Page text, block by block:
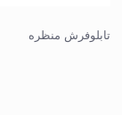
تابلوفرش منظره